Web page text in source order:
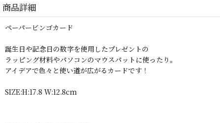
商品詳細
ペーパービンゴカード
誕生日や記念日の数字を使用したプレゼントの
ラッピング材料やパソコンのマウスパットに使ったり。
アイデアで色々と使い道が広がるカードです！
SIZE:H:17.8 W:12.8cm